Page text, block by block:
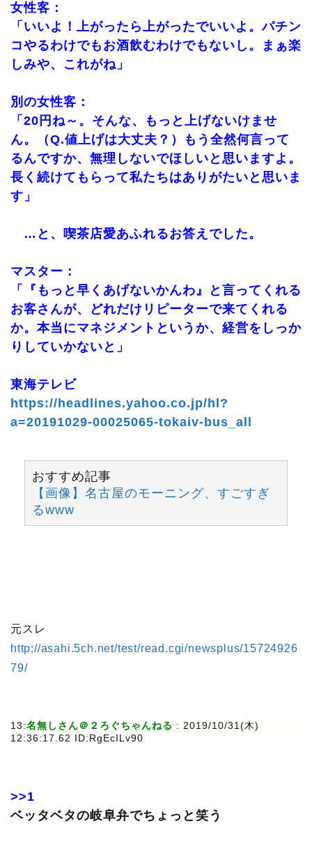
女性客：
「いいよ！上がったら上がったでいいよ。パチン
コやるわけでもお酒飲むわけでもないし。まぁ楽
しみや、これがね」
別の女性客：
「20円ね～。そんな、もっと上げないけませ
ん。（Q.値上げは大丈夫？）もう全然何言って
るんですか、無理しないでほしいと思いますよ。
長く続けてもらって私たちはありがたいと思いま
す」
…と、喫茶店愛あふれるお答えでした。
マスター：
「『もっと早くあげないかんわ』と言ってくれる
お客さんが、どれだけリピーターで来てくれる
か。本当にマネジメントというか、経営をしっか
りしていかないと」
東海テレビ
https://headlines.yahoo.co.jp/hl?
a=20191029-00025065-tokaiv-bus_all
おすすめ記事
【画像】名古屋のモーニング、すごすぎ
るwww
元スレ
http://asahi.5ch.net/test/read.cgi/newsplus/15724926
79/
13:名無しさん＠２ろぐちゃんねる : 2019/10/31(木)
12:36:17.62 ID:RgEcILv90
>>1
ベッタベタの岐阜弁でちょっと笑う